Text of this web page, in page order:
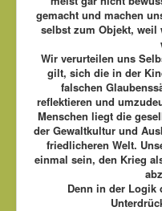
gemacht und machen
selbst zum Objekt, weil
Wir verurteilen uns
gilt, sich die in der
falschen
reflektieren und
Menschen liegt die
der Gewaltkultur und
friedlicheren Welt.
einmal sein, den Krieg
Denn in der Logik